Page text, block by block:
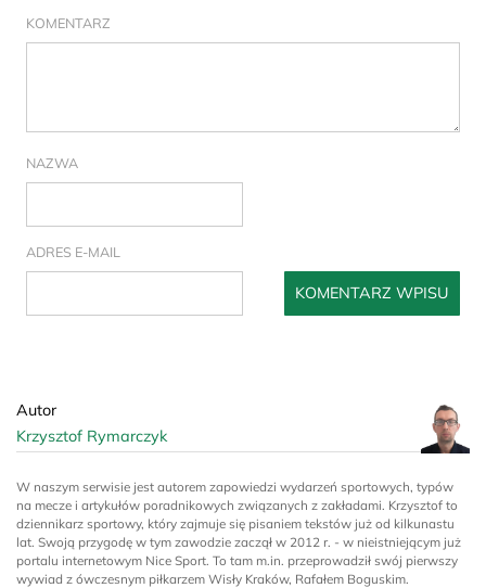
KOMENTARZ
NAZWA
ADRES E-MAIL
Autor
Krzysztof Rymarczyk
W naszym serwisie jest autorem zapowiedzi wydarzeń sportowych, typów
na mecze i artykułów poradnikowych związanych z zakładami. Krzysztof to
dziennikarz sportowy, który zajmuje się pisaniem tekstów już od kilkunastu
lat. Swoją przygodę w tym zawodzie zaczął w 2012 r. - w nieistniejącym już
portalu internetowym Nice Sport. To tam m.in. przeprowadził swój pierwszy
wywiad z ówczesnym piłkarzem Wisły Kraków, Rafałem Boguskim.